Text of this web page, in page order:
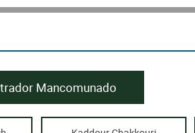
Mancomunado